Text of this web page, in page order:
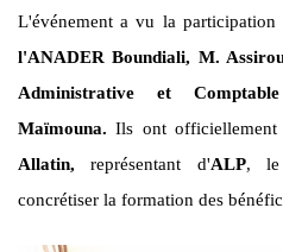
L'événement a vu la
l'ANADER Boundiali, M.
Administrative et
Maïmouna.Ils ont officiellement
Allatin, représentant d'ALP, le
concrétiser la formation des